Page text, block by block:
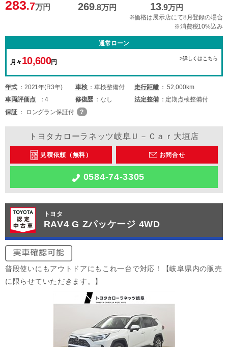
283.7万円 269.8万円 13.9万円
※価格は展示店にて8月登録の場合
※消費税10%込み
通常ローン
月々 10,600円
>詳しくはこちら
年式 2021年(R3年) 車検 車検整備付 走行距離
52,000km
車両評価点 4 修復歴 なし 法定整備
定期点検整備付
保証
ロングラン保証付
トヨタカローラネッツ岐阜Ｕ－Ｃａｒ大垣店
見積依頼（無料） お問合せ
0584-74-3305
トヨタ
RAV4 G Zパッケージ 4WD
普段使いにもアウトドアにもこれ一台で対応！【岐阜県内の販売
に限らせていただきます。】